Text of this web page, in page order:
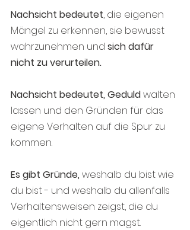
Nachsicht bedeutet, die eigenen
Mängel zu erkennen, sie bewusst
wahrzunehmen und sich dafür
nicht zu verurteilen.
Nachsicht bedeutet, Geduld walten
lassen und den Gründen für das
eigene Verhalten auf die Spur zu
kommen.
Es gibt Gründe, weshalb du bist wie
du bist - und weshalb du allenfalls
Verhaltensweisen zeigst, die du
eigentlich nicht gern magst.